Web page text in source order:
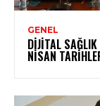
GENEL
DIJITAL
NISAN